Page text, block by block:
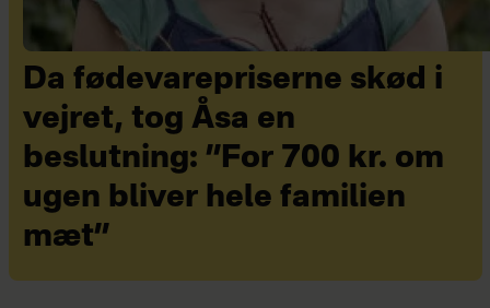
Da fødevarepriserne skød i
vejret, tog Åsa en
beslutning: ”For 700 kr. om
ugen bliver hele familien
mæt”